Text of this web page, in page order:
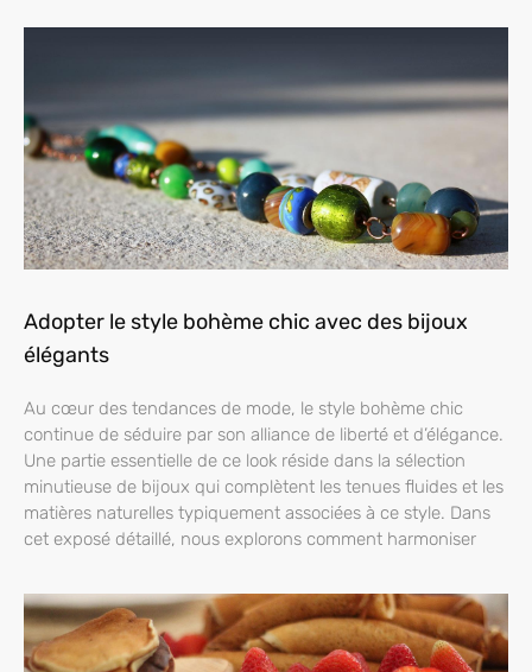
Adopter le style bohème chic avec des bijoux
élégants
Au cœur des tendances de mode, le style bohème chic
continue de séduire par son alliance de liberté et d’élégance.
Une partie essentielle de ce look réside dans la sélection
minutieuse de bijoux qui complètent les tenues fluides et les
matières naturelles typiquement associées à ce style. Dans
cet exposé détaillé, nous explorons comment harmoniser